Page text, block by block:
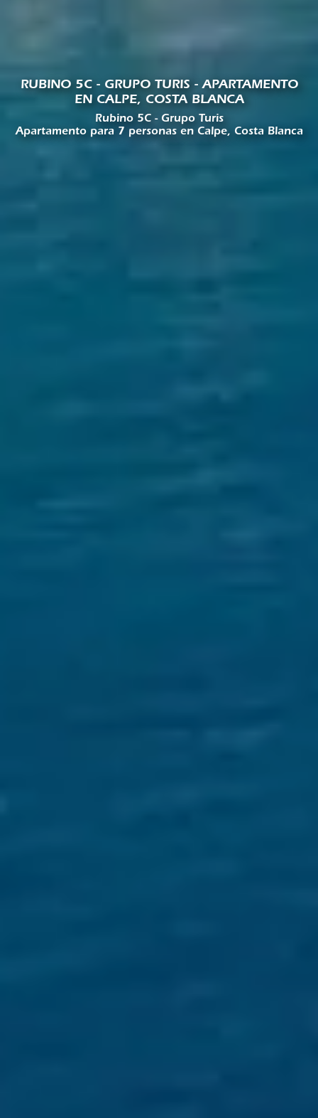
RUBINO 5C - GRUPO TURIS - APARTAMENTO
EN CALPE, COSTA BLANCA
Rubino 5C - Grupo Turis
Apartamento para 7 personas en Calpe, Costa Blanca